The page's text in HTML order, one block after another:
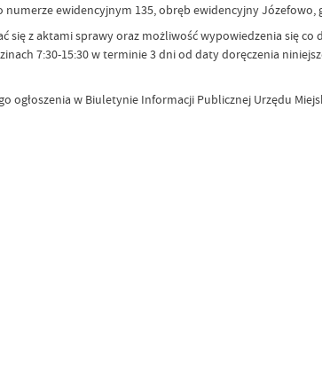
ewidencyjnym 135, obręb ewidencyjny Józefowo,
z aktami sprawy oraz możliwość wypowiedzenia się
7:30-15:30 w terminie 3 dni od daty doręczenia
w Biuletynie Informacji Publicznej Urzędu